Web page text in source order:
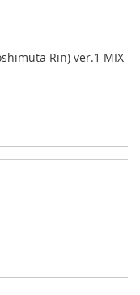
Rin) ver.1 MIX